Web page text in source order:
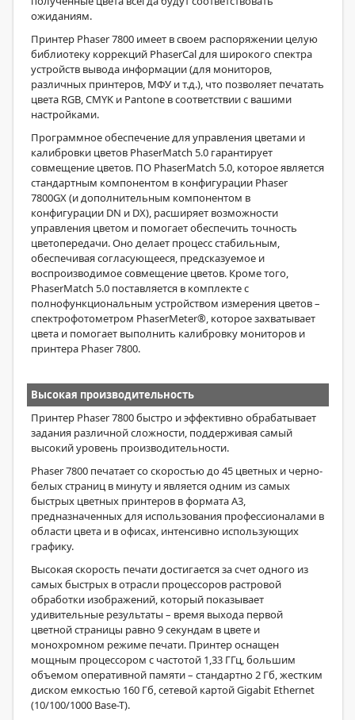
ожиданиям.
Принтер Phaser 7800 имеет в своем распоряжении целую
библиотеку коррекций PhaserCal для широкого спектра
устройств вывода информации (для мониторов,
различных принтеров, МФУ и т.д.), что позволяет печатать
цвета RGB, CMYK и Pantone в соответствии с вашими
настройками.
Программное обеспечение для управления цветами и
калибровки цветов PhaserMatch 5.0 гарантирует
совмещение цветов. ПО PhaserMatch 5.0, которое является
стандартным компонентом в конфигурации Phaser
7800GX (и дополнительным компонентом в
конфигурации DN и DX), расширяет возможности
управления цветом и помогает обеспечить точность
цветопередачи. Оно делает процесс стабильным,
обеспечивая согласующееся, предсказуемое и
воспроизводимое совмещение цветов. Кроме того,
PhaserMatch 5.0 поставляется в комплекте с
полнофункциональным устройством измерения цветов –
спектрофотометром PhaserMeter®, которое захватывает
цвета и помогает выполнить калибровку мониторов и
принтера Phaser 7800.
Высокая производительность
Принтер Phaser 7800 быстро и эффективно обрабатывает
задания различной сложности, поддерживая самый
высокий уровень производительности.
Phaser 7800 печатает со скоростью до 45 цветных и черно-
белых страниц в минуту и является одним из самых
быстрых цветных принтеров в формата А3,
предназначенных для использования профессионалами в
области цвета и в офисах, интенсивно использующих
графику.
Высокая скорость печати достигается за счет одного из
самых быстрых в отрасли процессоров растровой
обработки изображений, который показывает
удивительные результаты – время выхода первой
цветной страницы равно 9 секундам в цвете и
монохромном режиме печати. Принтер оснащен
мощным процессором с частотой 1,33 ГГц, большим
объемом оперативной памяти – стандартно 2 Гб, жестким
диском емкостью 160 Гб, сетевой картой Gigabit Ethernet
(10/100/1000 Base-T).